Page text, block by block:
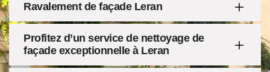
Ravalement de façade Leran
Profitez d’un service de nettoyage de
façade exceptionnelle à Leran